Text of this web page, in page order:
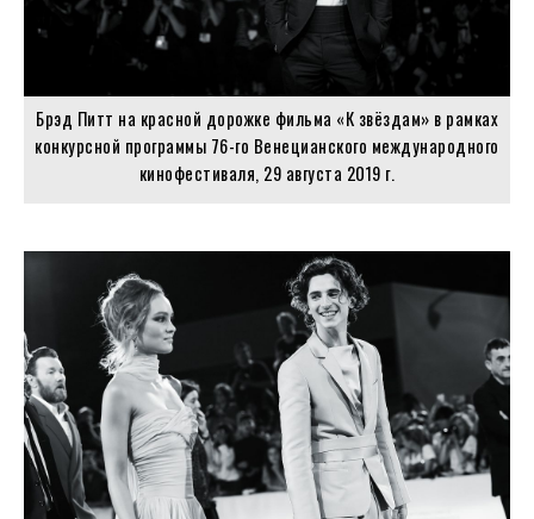
Брэд Питт на красной дорожке фильма «К звёздам» в рамках
конкурсной программы 76-го Венецианского международного
кинофестиваля, 29 августа 2019 г.